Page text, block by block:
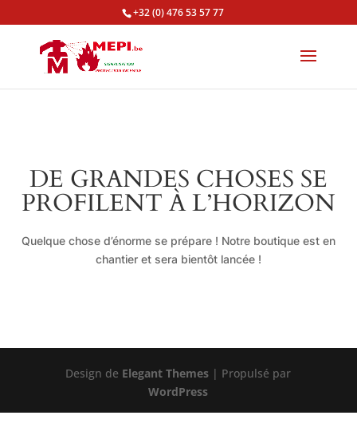
+32 (0) 476 53 57 77
DE GRANDES CHOSES SE
PROFILENT À L’HORIZON
Quelque chose d’énorme se prépare ! Notre boutique est en
chantier et sera bientôt lancée !
Design de Elegant Themes | Propulsé par
WordPress